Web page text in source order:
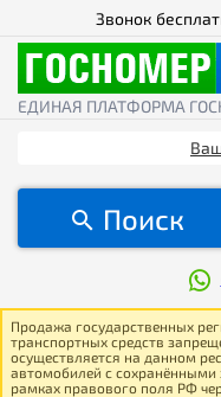
Звонок
ЕДИНАЯ ПЛАТФОРМА
Поиск
Продажа государственных
транспортных средств
осуществляется на данном
автомобилей с сохранёнными
рамках правового поля РФ